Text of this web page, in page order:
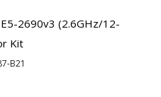
2690v3 (2.6GHz/12-
Kit
B21